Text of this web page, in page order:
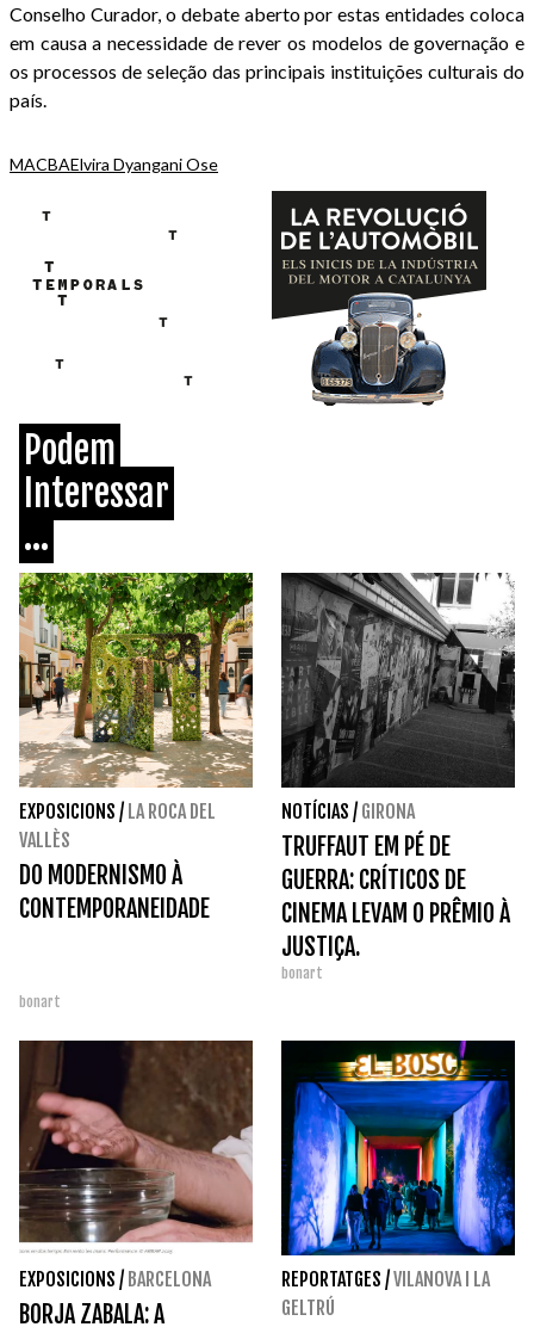
Conselho Curador, o debate aberto por estas entidades coloca
em causa a necessidade de rever os modelos de governação e
os processos de seleção das principais instituições culturais do
país.
MACBAElvira Dyangani Ose
Podem
Interessar
...
EXPOSICIONS / LA ROCA DEL
VALLÈS
DO MODERNISMO À
CONTEMPORANEIDADE
bonart
NOTÍCIAS / GIRONA
TRUFFAUT EM PÉ DE
GUERRA: CRÍTICOS DE
CINEMA LEVAM O PRÊMIO À
JUSTIÇA.
bonart
EXPOSICIONS / BARCELONA
BORJA ZABALA: A
REPORTATGES /VILANOVA I LA
GELTRÚ